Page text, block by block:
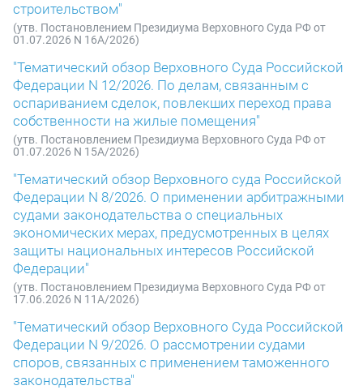
строительством"
(утв. Постановлением Президиума Верховного Суда РФ от
01.07.2026 N 16А/2026)
"Тематический обзор Верховного Суда Российской
Федерации N 12/2026. По делам, связанным с
оспариванием сделок, повлекших переход права
собственности на жилые помещения"
(утв. Постановлением Президиума Верховного Суда РФ от
01.07.2026 N 15А/2026)
"Тематический обзор Верховного суда Российской
Федерации N 8/2026. О применении арбитражными
судами законодательства о специальных
экономических мерах, предусмотренных в целях
защиты национальных интересов Российской
Федерации"
(утв. Постановлением Президиума Верховного Суда РФ от
17.06.2026 N 11А/2026)
"Тематический обзор Верховного Суда Российской
Федерации N 9/2026. О рассмотрении судами
споров, связанных с применением таможенного
законодательства"